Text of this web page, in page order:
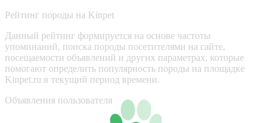
Рейтинг породы на Kinpet
Данный рейтинг формируется на основе частоты
упоминаний, поиска породы посетителями на сайте,
посещаемости объявлений и других параметрах, которые
помогают определить популярность породы на площадке
Kinpet.ru в текущий период времени.
Объявления пользователя